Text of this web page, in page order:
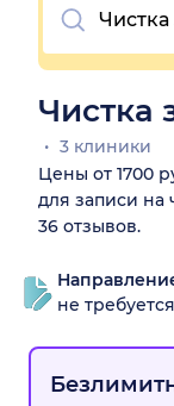
Чистка
3 клиники
Цены от 1700
для записи на
36 отзывов.
не требуется